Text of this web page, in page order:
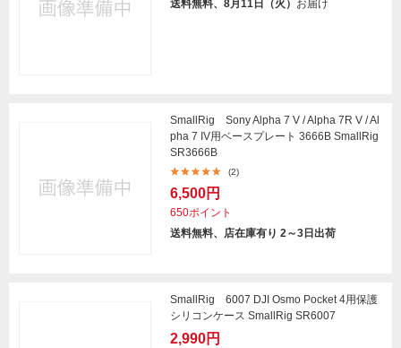
送料無料、8月11日（火） お届け
SmallRig Sony Alpha 7 V / Alpha 7R V / Al
pha 7 IV用ベースプレート 3666B SmallRig
SR3666B
(2)
6,500円
650ポイント
送料無料、店在庫有り 2～3日出荷
SmallRig 6007 DJI Osmo Pocket 4用保護
シリコンケース SmallRig SR6007
2,990円